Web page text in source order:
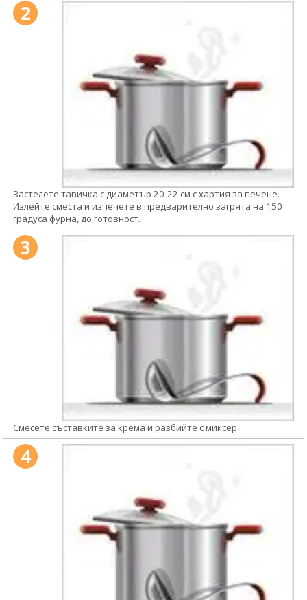
2
Застелете тавичка с диаметър 20-22 см с хартия за печене.
Излейте сместа и изпечете в предварително загрята на 150
градуса фурна, до готовност.
3
Смесете съставките за крема и разбийте с миксер.
4